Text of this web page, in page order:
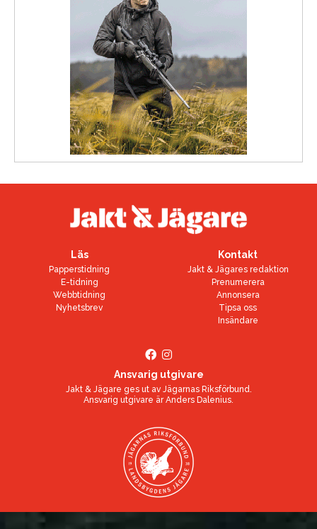
Läs
Papperstidning
E-tidning
Webbtidning
Nyhetsbrev
Kontakt
Jakt & Jägares redaktion
Prenumerera
Annonsera
Tipsa oss
Insändare
Ansvarig utgivare
Jakt & Jägare ges ut av Jägarnas Riksförbund.
Ansvarig utgivare ärAnders Dalenius.